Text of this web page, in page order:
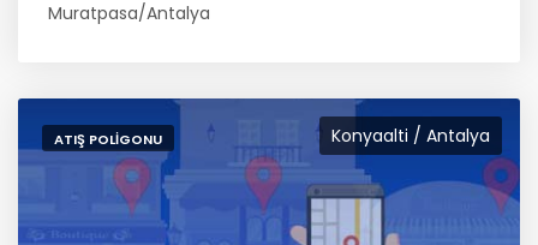
Muratpasa/Antalya
Konyaalti / Antalya
ATIŞ POLIGONU